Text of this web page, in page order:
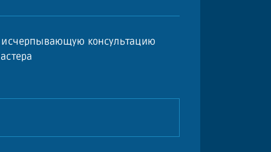
исчерпывающую консультацию